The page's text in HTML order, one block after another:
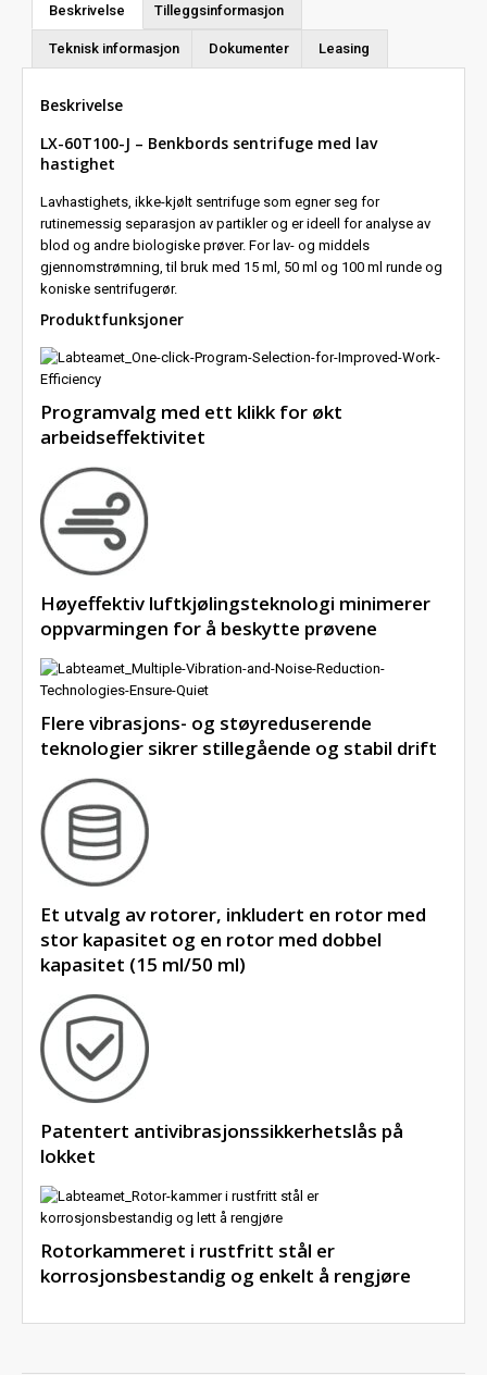
Beskrivelse Tilleggsinformasjon
Teknisk informasjon Dokumenter Leasing
Beskrivelse
LX-60T100-J – Benkbords sentrifuge med lav
hastighet
Lavhastighets, ikke-kjølt sentrifuge som egner seg for
rutinemessig separasjon av partikler og er ideell for analyse av
blod og andre biologiske prøver. For lav- og middels
gjennomstrømning, til bruk med 15 ml, 50 ml og 100 ml runde og
koniske sentrifugerør.
Produktfunksjoner
Programvalg med ett klikk for økt
arbeidseffektivitet
Høyeffektiv luftkjølingsteknologi minimerer
oppvarmingen for å beskytte prøvene
Flere vibrasjons- og støyreduserende
teknologier sikrer stillegående og stabil drift
Et utvalg av rotorer, inkludert en rotor med
stor kapasitet og en rotor med dobbel
kapasitet (15 ml/50 ml)
Patentert antivibrasjonssikkerhetslås på
lokket
Rotorkammeret i rustfritt stål er
korrosjonsbestandig og enkelt å rengjøre